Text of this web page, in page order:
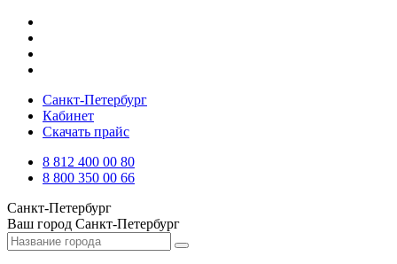
Санкт-Петербург
Кабинет
Скачать прайс
8 812 400 00 80
8 800 350 00 66
Санкт-Петербург
Ваш город Санкт-Петербург